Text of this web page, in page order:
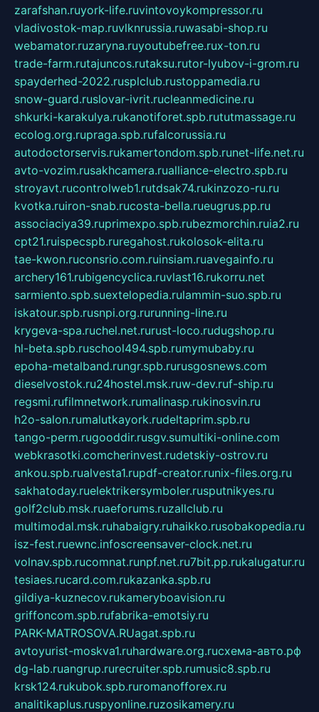
zarafshan.ruyork-life.ruvintovoykompressor.ru
vladivostok-map.ruvlknrussia.ruwasabi-shop.ru
webamator.ruzaryna.ruyoutubefree.rux-ton.ru
trade-farm.rutajuncos.rutaksu.rutor-lyubov-i-grom.ru
spayderhed-2022.rusplclub.rustoppamedia.ru
snow-guard.ruslovar-ivrit.rucleanmedicine.ru
shkurki-karakulya.rukanotiforet.spb.rututmassage.ru
ecolog.org.rupraga.spb.rufalcorussia.ru
autodoctorservis.rukamertondom.spb.runet-life.net.ru
avto-vozim.rusakhcamera.rualliance-electro.spb.ru
stroyavt.rucontrolweb1.rutdsak74.rukinzozo-ru.ru
kvotka.ruiron-snab.rucosta-bella.rueugrus.pp.ru
associaciya39.ruprimexpo.spb.rubezmorchin.ruia2.ru
cpt21.ruispecspb.ruregahost.rukolosok-elita.ru
tae-kwon.ruconsrio.com.ruinsiam.ruavegainfo.ru
archery161.rubigencyclica.ruvlast16.rukorru.net
sarmiento.spb.suextelopedia.rulammin-suo.spb.ru
iskatour.spb.rusnpi.org.rurunning-line.ru
krygeva-spa.ruchel.net.rurust-loco.rudugshop.ru
hl-beta.spb.ruschool494.spb.rumymubaby.ru
epoha-metalband.rungr.spb.rurusgosnews.com
dieselvostok.ru24hostel.msk.ruw-dev.ruf-ship.ru
regsmi.rufilmnetwork.rumalinasp.rukinosvin.ru
h2o-salon.rumalutkayork.rudeltaprim.spb.ru
tango-perm.rugooddir.rusgv.sumultiki-online.com
webkrasotki.comcherinvest.rudetskiy-ostrov.ru
ankou.spb.rualvesta1.rupdf-creator.runix-files.org.ru
sakhatoday.ruelektrikersymboler.rusputnikyes.ru
golf2club.msk.ruaeforums.ruzallclub.ru
multimodal.msk.ruhabaigry.ruhaikko.rusobakopedia.ru
isz-fest.ruewnc.infoscreensaver-clock.net.ru
volnav.spb.rucomnat.runpf.net.ru7bit.pp.rukalugatur.ru
tesiaes.rucard.com.rukazanka.spb.ru
gildiya-kuznecov.rukameryboavision.ru
griffoncom.spb.rufabrika-emotsiy.ru
PARK-MATROSOVA.RUagat.spb.ru
avtoyurist-moskva1.ruhardware.org.ruсхема-авто.рф
dg-lab.ruangrup.rurecruiter.spb.rumusic8.spb.ru
krsk124.rukubok.spb.ruromanofforex.ru
analitikaplus.ruspyonline.ruzosikamery.ru